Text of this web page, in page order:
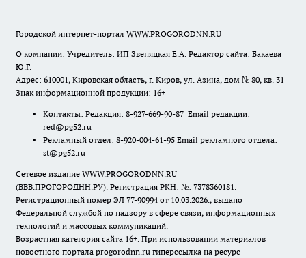
Городской интернет-портал WWW.PROGORODNN.RU
О компании: Учредитель: ИП Звеняцкая Е.А. Редактор сайта: Бакаева
Ю.Г.
Адрес: 610001, Кировская область, г. Киров, ул. Азина, дом № 80, кв. 31
Знак информационной продукции: 16+
Контакты: Редакция: 8-927-669-90-87 Email редакции:
red@pg52.ru
Рекламный отдел: 8-920-004-61-95 Email рекламного отдела:
st@pg52.ru
Сетевое издание WWW.PROGORODNN.RU
(ВВВ.ПРОГОРОДНН.РУ). Регистрация РКН: №: 7378360181.
Регистрационный номер ЭЛ 77-90994 от 10.03.2026., выдано
Федеральной службой по надзору в сфере связи, информационных
технологий и массовых коммуникаций.
Возрастная категория сайта 16+. При использовании материалов
новостного портала progorodnn.ru гиперссылка на ресурс